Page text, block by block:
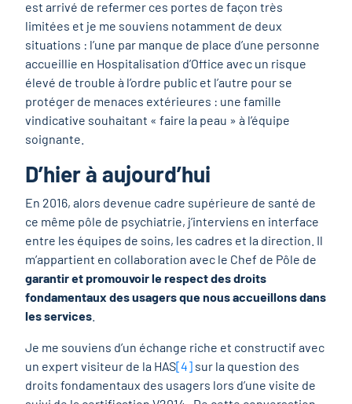
est arrivé de refermer ces portes de façon très
limitées et je me souviens notamment de deux
situations : l’une par manque de place d’une personne
accueillie en Hospitalisation d’Office avec un risque
élevé de trouble à l’ordre public et l’autre pour se
protéger de menaces extérieures : une famille
vindicative souhaitant « faire la peau » à l’équipe
soignante.
D’hier à aujourd’hui
En 2016, alors devenue cadre supérieure de santé de
ce même pôle de psychiatrie, j’interviens en interface
entre les équipes de soins, les cadres et la direction. Il
m’appartient en collaboration avec le Chef de Pôle de
garantir et promouvoir le respect des droits
fondamentaux des usagers que nous accueillons dans
les services
Je me souviens d’un échange riche et constructif avec
un expert visiteur de la HAS[4] sur la question des
droits fondamentaux des usagers lors d’une visite de